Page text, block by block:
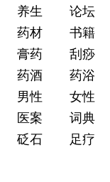
养生
论坛
药材
书籍
膏药
刮痧
药酒
药浴
男性
女性
医案
词典
砭石 足疗